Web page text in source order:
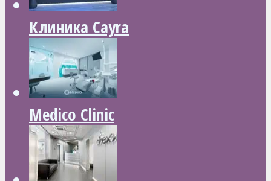
Клиника Cayra
Medico Clinic